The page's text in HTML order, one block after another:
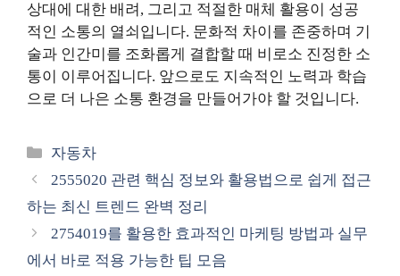
상대에 대한 배려, 그리고 적절한 매체 활용이 성공
적인 소통의 열쇠입니다. 문화적 차이를 존중하며 기
술과 인간미를 조화롭게 결합할 때 비로소 진정한 소
통이 이루어집니다. 앞으로도 지속적인 노력과 학습
으로 더 나은 소통 환경을 만들어가야 할 것입니다.
카
테
리
자동차
2555020 관련 핵심 정보와 활용법으로 쉽게 접근
하는 최신 트렌드 완벽 정리
2754019를 활용한 효과적인 마케팅 방법과 실무
에서 바로 적용 가능한 팁 모음